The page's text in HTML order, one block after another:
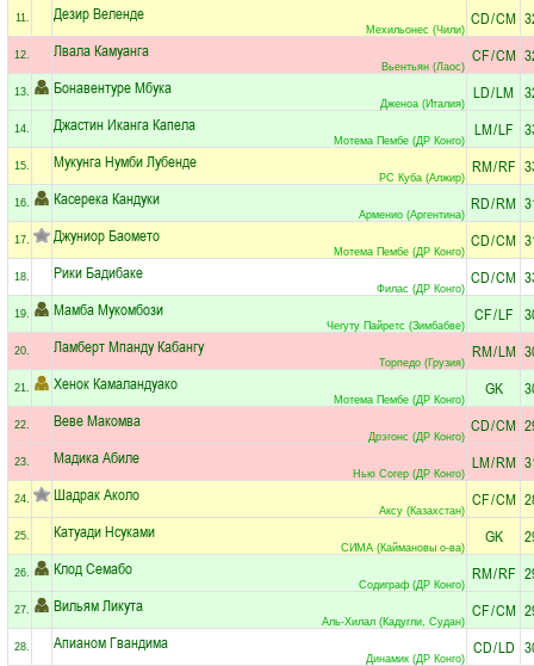
11. Дезир Веленде
Мехильонес (Чили)
CD/CM
12. Лвала Камуанга
Вьентьян (Лаос)
CF/CM
13. Бонавентуре Мбука
Дженоа (Италия)
LD/LM
14. Джастин Иканга Капела
Мотема Пембе (ДР Конго)
LM/LF
15. Мукунга Нумби Лубенде
РС Куба (Алжир)
RM/RF
16. Касерека Кандуки
Арменио (Аргентина)
RD/RM
17. Джуниор Баомето
Мотема Пембе (ДР Конго)
CD/CM
18. Рики Бадибаке
Филас (ДР Конго)
CD/CM
19. Мамба Мукомбози
Чегуту Пайретс (Зимбабве)
CF/LF
20. Ламберт Мпанду Кабангу
Торпедо (Грузия)
RM/LM
21. Хенок Камаландуако
Мотема Пембе (ДР Конго)
GK
22. Веве Макомва
Дрэгонс (ДР Конго)
CD/CM
23. Мадика Абиле
Нью Согер (ДР Конго)
LM/RM
24. Шадрак Аколо
Аксу (Казахстан)
CF/CM
25. Катуади Нсуками
СИМА (Каймановы о-ва)
GK
26. Клод Семабо
Содиграф (ДР Конго)
RM/RF
27. Вильям Ликута
Аль-Хилал (Кадугли, Судан)
CF/CM
28. Апианом Гвандима
Динамик (ДР Конго)
CD/LD